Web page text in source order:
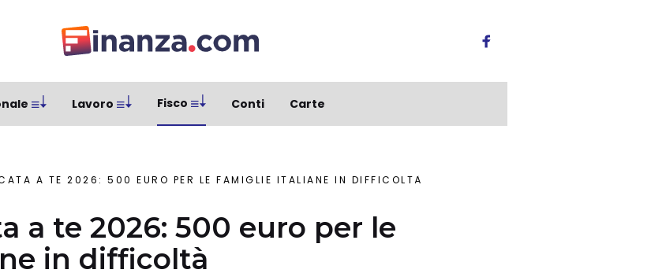
Lavoro Fisco Conti Carte
A TE 2026: 500 EURO PER LE FAMIGLIE ITALIANE IN DIFFICOLTÀ
a te 2026: 500 euro per le
in difficoltà